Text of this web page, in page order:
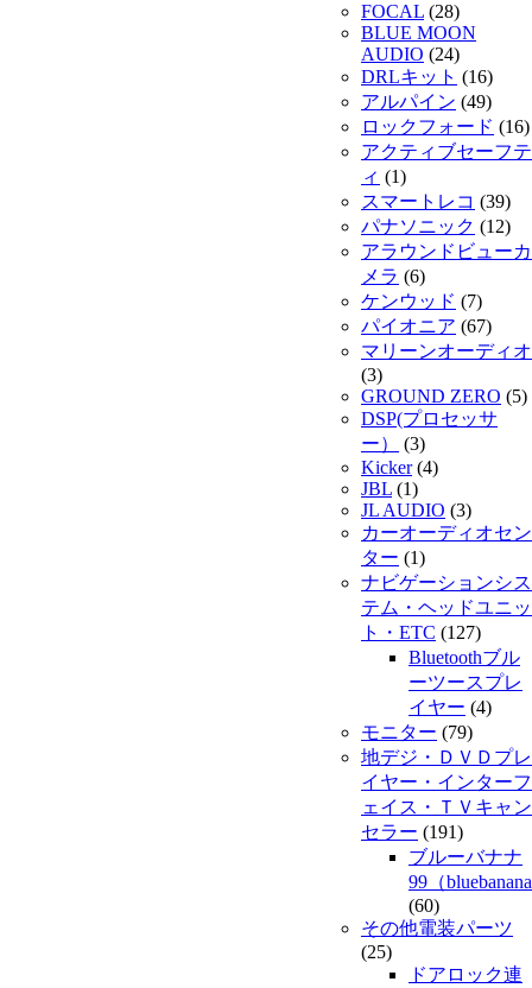
FOCAL (28)
BLUE MOON
AUDIO (24)
DRLキット (16)
アルパイン (49)
ロックフォード (16)
アクティブセーフテ
ィ (1)
スマートレコ (39)
パナソニック (12)
アラウンドビューカ
メラ (6)
ケンウッド (7)
パイオニア (67)
マリーンオーディオ
(3)
GROUND ZERO (5)
DSP(プロセッサ
ー）
(3)
Kicker(4)
JBL (1)
JL AUDIO (3)
カーオーディオセン
ター (1)
ナビゲーションシス
テム・ヘッドユニッ
ト・ETC (127)
Bluetoothブル
ーツースプレ
イヤー (4)
モニター (79)
地デジ・ＤＶＤプレ
イヤー・インターフ
ェイス・ＴＶキャン
セラー (191)
ブルーバナナ
99（
(60)
その他電装パーツ
(25)
ドアロック連